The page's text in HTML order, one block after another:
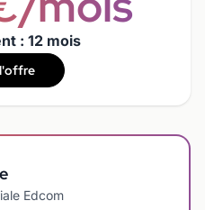
: 12 mois
Edcom